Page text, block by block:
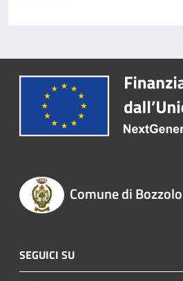
Comune di Bozzolo
SEGUICI SU